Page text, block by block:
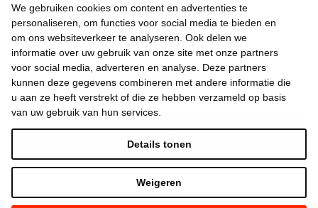
We gebruiken cookies om content en advertenties te
personaliseren, om functies voor social media te bieden en
om ons websiteverkeer te analyseren. Ook delen we
informatie over uw gebruik van onze site met onze partners
voor social media, adverteren en analyse. Deze partners
kunnen deze gegevens combineren met andere informatie die
u aan ze heeft verstrekt of die ze hebben verzameld op basis
van uw gebruik van hun services.
Weigeren
Details tonen
Snel
Over de beweging
Algemeen
Laatste nieuws